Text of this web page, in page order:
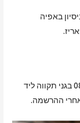
בן חנוך – בעל 29 שנות ניסיון באפיה
הסדנה תתקיים ביום שישי ה- 24.01.25 בשעה 08:30 בגני תקווה ליד
אחרי ההרשמה.